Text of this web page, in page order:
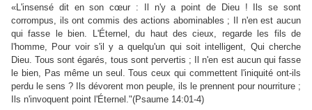
«L'insensé dit en son cœur : Il n'y a point de Dieu ! Ils se sont
corrompus, ils ont commis des actions abominables ; Il n'en est aucun
qui fasse le bien. L'Éternel, du haut des cieux, regarde les fils de
l'homme, Pour voir s'il y a quelqu'un qui soit intelligent, Qui cherche
Dieu. Tous sont égarés, tous sont pervertis ; Il n'en est aucun qui fasse
le bien, Pas même un seul. Tous ceux qui commettent l'iniquité ont-ils
perdu le sens ? Ils dévorent mon peuple, ils le prennent pour nourriture ;
Ils n'invoquent point l'Éternel."(Psaume 14:01-4)